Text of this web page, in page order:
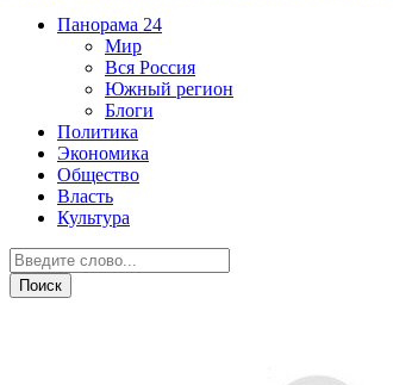
Панорама 24
Мир
Вся Россия
Южный регион
Блоги
Политика
Экономика
Общество
Власть
Культура